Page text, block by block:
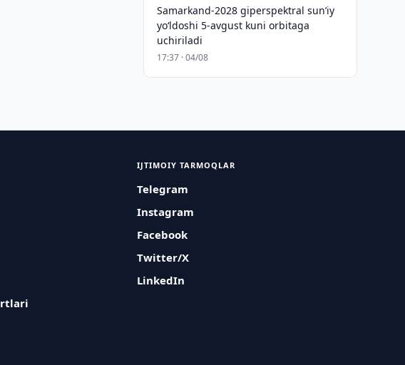
Samarkand-2028 giperspektral sun’iy
yo‘ldoshi 5-avgust kuni orbitaga
uchiriladi
17:37 · 04/08
IJTIMOIY TARMOQLAR
Telegram
Instagram
Facebook
Twitter/X
LinkedIn